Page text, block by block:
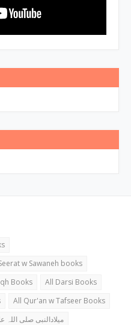
w Sawaneh books
Books
All Darsi Books
All Qur'an w Tafseer Books
میلادالنبی صلی